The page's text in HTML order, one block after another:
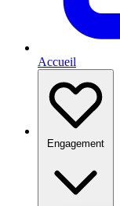
Accueil
Engagement